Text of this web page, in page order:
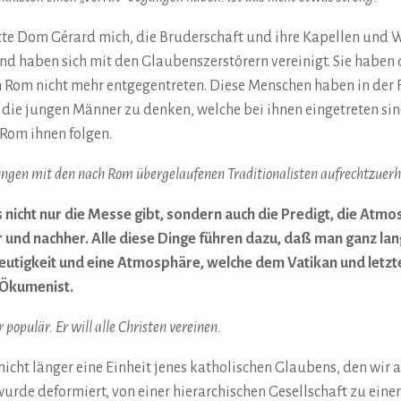
Dom Gérard mich, die Bruderschaft und ihre Kapellen und
haben sich mit den Glaubenszerstörern vereinigt. Sie haben
nicht mehr entgegentreten. Diese Menschen haben in der
die jungen Männer zu denken, welche bei ihnen eingetreten
ihnen folgen.
mit den nach Rom übergelaufenen Traditionalisten
nicht nur die Messe gibt, sondern auch die Predigt, die
nachher. Alle diese Dinge führen dazu, daß man ganz
und eine Atmosphäre, welche dem Vatikan und
populär. Er will alle Christen vereinen.
länger eine Einheit jenes katholischen Glaubens, den wir
deformiert, von einer hierarchischen Gesellschaft zu einer